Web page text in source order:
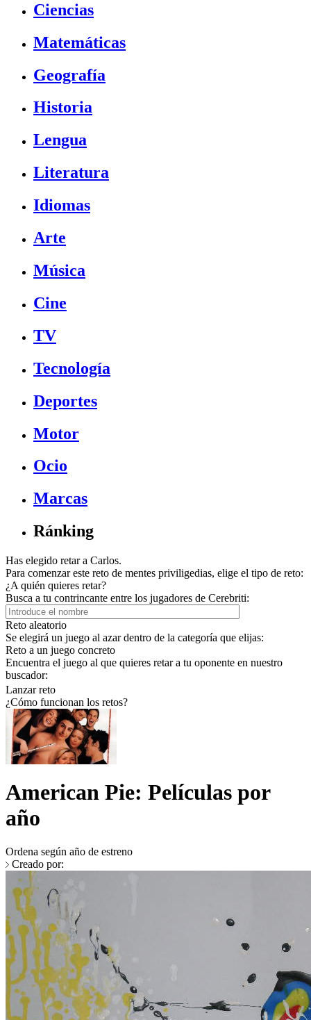
Ciencias
Matemáticas
Geografía
Historia
Lengua
Literatura
Idiomas
Arte
Música
Cine
TV
Tecnología
Deportes
Motor
Ocio
Marcas
Ránking
Has elegido retar a Carlos.
Para comenzar este reto de mentes priviligedias, elige el tipo de reto:
¿A quién quieres retar?
Busca a tu contrincante entre los jugadores de Cerebriti:
Reto aleatorio
Se elegirá un juego al azar dentro de la categoría que elijas:
Reto a un juego concreto
Encuentra el juego al que quieres retar a tu oponente en nuestro
buscador:
Lanzar reto
¿Cómo funcionan los retos?
American Pie: Películas por
año
Ordena según año de estreno
Creado por: